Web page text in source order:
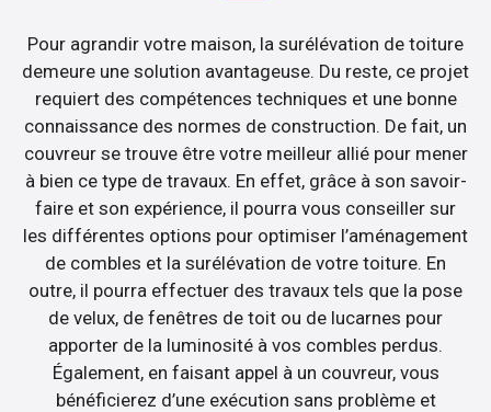
Pour agrandir votre maison, la surélévation de toiture
demeure une solution avantageuse. Du reste, ce projet
requiert des compétences techniques et une bonne
connaissance des normes de construction. De fait, un
couvreur se trouve être votre meilleur allié pour mener
à bien ce type de travaux. En effet, grâce à son savoir-
faire et son expérience, il pourra vous conseiller sur
les différentes options pour optimiser l’aménagement
de combles et la surélévation de votre toiture. En
outre, il pourra effectuer des travaux tels que la pose
de velux, de fenêtres de toit ou de lucarnes pour
apporter de la luminosité à vos combles perdus.
Également, en faisant appel à un couvreur, vous
bénéficierez d’une exécution sans problème et